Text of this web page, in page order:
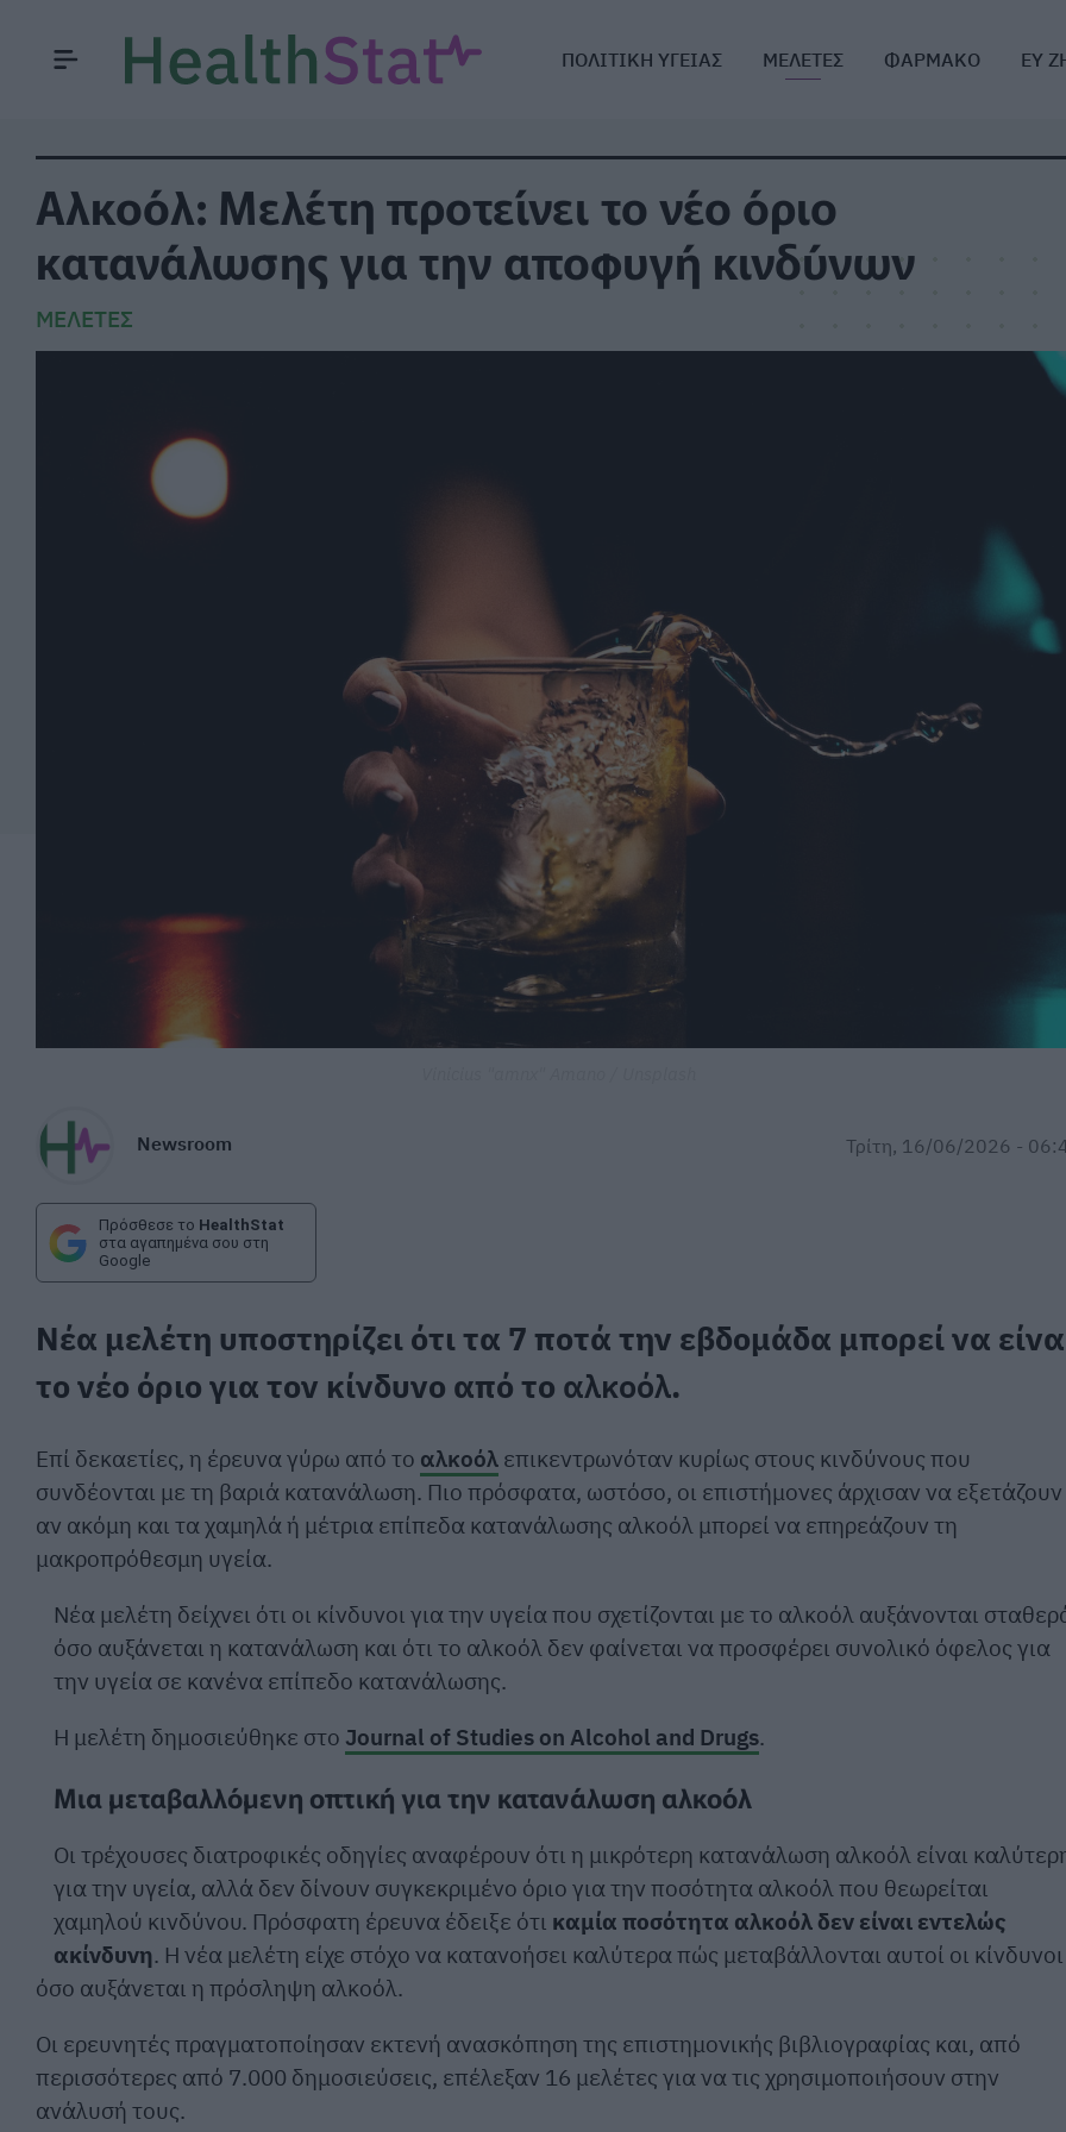
ΠΟΛΙΤΙΚΗ ΥΓΕΙΑΣ ΜΕΛΕΤΕΣ ΦΑΡΜΑΚΟ ΕΥ
Αλκοόλ: Μελέτη προτείνει το νέο όριο
κατανάλωσης για την αποφυγή κινδύνων
ΜΕΛΈΤΕΣ
Newsroom Τρίτη, 16/06/2026 -
Πρόσθεσε το HealthStat
στα αγαπημένα σου στη
Google
Νέα μελέτη υποστηρίζει ότι τα 7 ποτά την εβδομάδα μπορεί να
το νέο όριο για τον κίνδυνο από το αλκοόλ.
Επί δεκαετίες, η έρευνα γύρω από το αλκοόλ επικεντρωνόταν κυρίως στους κινδύνους που
συνδέονται με τη βαριά κατανάλωση. Πιο πρόσφατα, ωστόσο, οι επιστήμονες άρχισαν να εξετάζουν
αν ακόμη και τα χαμηλά ή μέτρια επίπεδα κατανάλωσης αλκοόλ μπορεί να επηρεάζουν τη
μακροπρόθεσμη υγεία.
Νέα μελέτη δείχνει ότι οι κίνδυνοι για την υγεία που σχετίζονται με το αλκοόλ αυξάνονται
όσο αυξάνεται η κατανάλωση και ότι το αλκοόλ δεν φαίνεται να προσφέρει συνολικό όφελος για
την υγεία σε κανένα επίπεδο κατανάλωσης.
Η μελέτη δημοσιεύθηκε στο Journal of Studies on Alcohol and Drugs.
Μια μεταβαλλόμενη οπτική για την κατανάλωση αλκοόλ
Οι τρέχουσες διατροφικές οδηγίες αναφέρουν ότι η μικρότερη κατανάλωση αλκοόλ είναι
για την υγεία, αλλά δεν δίνουν συγκεκριμένο όριο για την ποσότητα αλκοόλ που θεωρείται
χαμηλού κινδύνου. Πρόσφατη έρευνα έδειξε ότι καμία ποσότητα αλκοόλ δεν είναι εντελώς
ακίνδυνη. Η νέα μελέτη είχε στόχο να κατανοήσει καλύτερα πώς μεταβάλλονται αυτοί οι κίνδυνοι
όσο αυξάνεται η πρόσληψη αλκοόλ.
Οι ερευνητές πραγματοποίησαν εκτενή ανασκόπηση της επιστημονικής βιβλιογραφίας και, από
περισσότερες από 7.000 δημοσιεύσεις, επέλεξαν 16 μελέτες για να τις χρησιμοποιήσουν στην
ανάλυσή τους.